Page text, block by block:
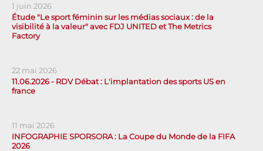
1 juin 2026
Étude "Le sport féminin sur les médias sociaux : de la
visibilité à la valeur" avec FDJ UNITED et The Metrics
Factory
22 mai 2026
11.06.2026 - RDV Débat : L'implantation des sports US en
france
11 mai 2026
INFOGRAPHIE SPORSORA : La Coupe du Monde de la FIFA
2026